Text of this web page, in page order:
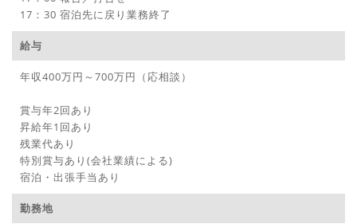
17：30 宿泊先に戻り業務終了
給与
年収400万円～700万円（応相談）
賞与年2回あり
昇給年1回あり
残業代あり
特別賞与あり(会社業績による)
宿泊・出張手当あり
勤務地